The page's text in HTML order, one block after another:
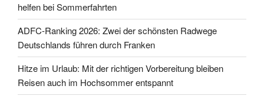
helfen bei Sommerfahrten
ADFC-Ranking 2026: Zwei der schönsten Radwege
Deutschlands führen durch Franken
Hitze im Urlaub: Mit der richtigen Vorbereitung bleiben
Reisen auch im Hochsommer entspannt